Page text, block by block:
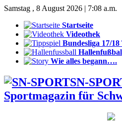
Samstag , 8 August 2026 | 7:08 a.m.
Startseite
Videothek
Bundesliga 17/
Wie alles begann….
SN-
Sportmagazin für